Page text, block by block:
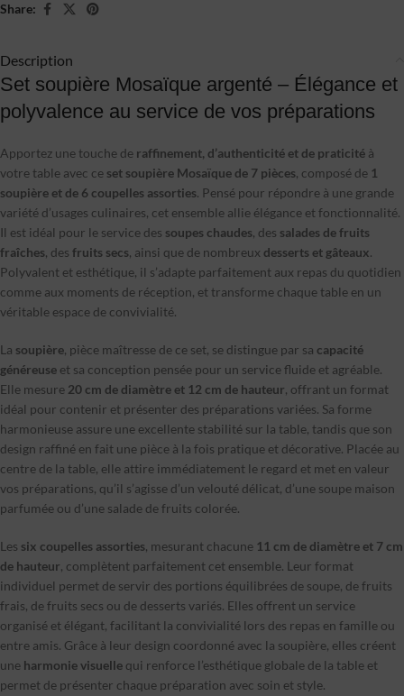
Share:
Description
Set soupière Mosaïque argenté – Élégance et
polyvalence au service de vos préparations
Apportez une touche de raffinement, d’authenticité et de praticité à
votre table avec ce set soupière Mosaïque de 7 pièces, composé de 1
soupière et de 6 coupelles assorties. Pensé pour répondre à une grande
variété d’usages culinaires, cet ensemble allie élégance et fonctionnalité.
Il est idéal pour le service des soupes chaudes, des salades de fruits
fraîches, des fruits secs, ainsi que de nombreux desserts et gâteaux.
Polyvalent et esthétique, il s’adapte parfaitement aux repas du quotidien
comme aux moments de réception, et transforme chaque table en un
véritable espace de convivialité.
La soupière, pièce maîtresse de ce set, se distingue par sa capacité
généreuse et sa conception pensée pour un service fluide et agréable.
Elle mesure 20 cm de diamètre et 12 cm de hauteur, offrant un format
idéal pour contenir et présenter des préparations variées. Sa forme
harmonieuse assure une excellente stabilité sur la table, tandis que son
design raffiné en fait une pièce à la fois pratique et décorative. Placée au
centre de la table, elle attire immédiatement le regard et met en valeur
vos préparations, qu’il s’agisse d’un velouté délicat, d’une soupe maison
parfumée ou d’une salade de fruits colorée.
Les six coupelles assorties, mesurant chacune 11 cm de diamètre et 7 cm
de hauteur, complètent parfaitement cet ensemble. Leur format
individuel permet de servir des portions équilibrées de soupe, de fruits
frais, de fruits secs ou de desserts variés. Elles offrent un service
organisé et élégant, facilitant la convivialité lors des repas en famille ou
entre amis. Grâce à leur design coordonné avec la soupière, elles créent
une harmonie visuelle qui renforce l’esthétique globale de la table et
permet de présenter chaque préparation avec soin et style.